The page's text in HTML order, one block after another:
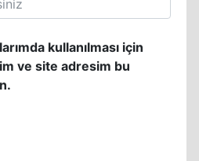
kullanılması için
ve site adresim bu